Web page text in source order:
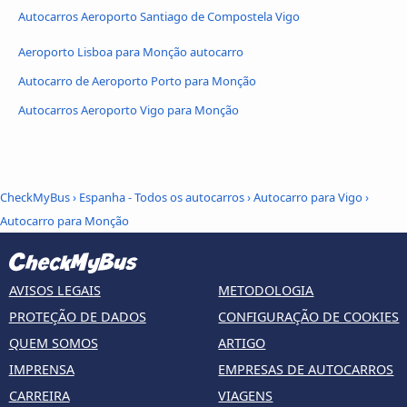
Autocarros Aeroporto Santiago de Compostela Vigo
Aeroporto Lisboa para Monção autocarro
Autocarro de Aeroporto Porto para Monção
Autocarros Aeroporto Vigo para Monção
CheckMyBus› Espanha - Todos os autocarros›Autocarro para Vigo›
Autocarro para Monção
AVISOS LEGAIS
PROTEÇÃO DE DADOS
QUEM SOMOS
IMPRENSA
CARREIRA
METODOLOGIA
CONFIGURAÇÃO DE COOKIES
ARTIGO
EMPRESAS DE AUTOCARROS
VIAGENS